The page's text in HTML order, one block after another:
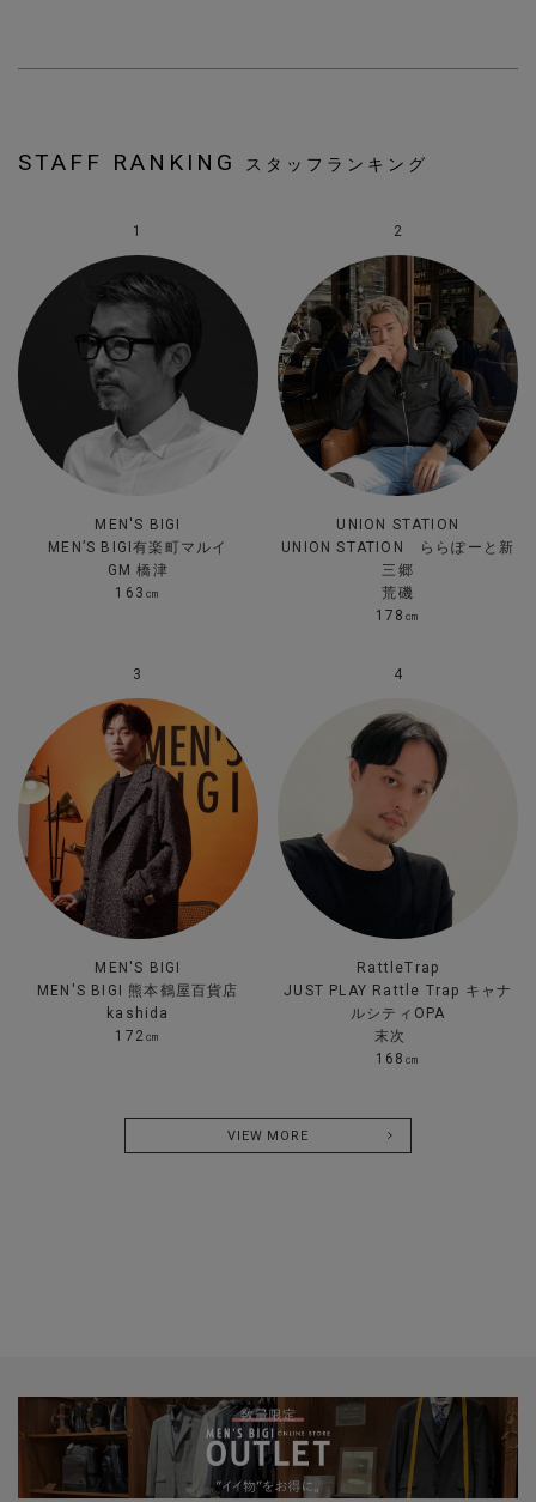
STAFF RANKING スタッフランキング
1
MEN'S BIGI
MEN’S BIGI有楽町マルイ
GM 橋津
163㎝
2
UNION STATION
UNION STATION ららぽーと新
三郷
荒磯
178㎝
3
MEN'S BIGI
MEN'S BIGI 熊本鶴屋百貨店
kashida
172㎝
4
RattleTrap
JUST PLAY Rattle Trap キャナ
ルシティOPA
末次
168㎝
VIEW MORE